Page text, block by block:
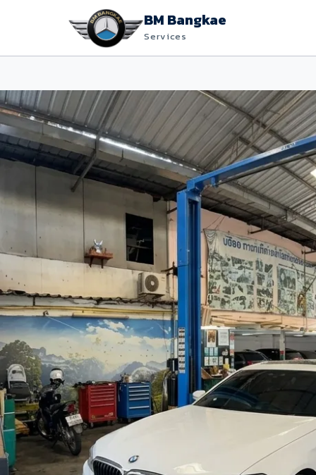
BM Bangkae
Services